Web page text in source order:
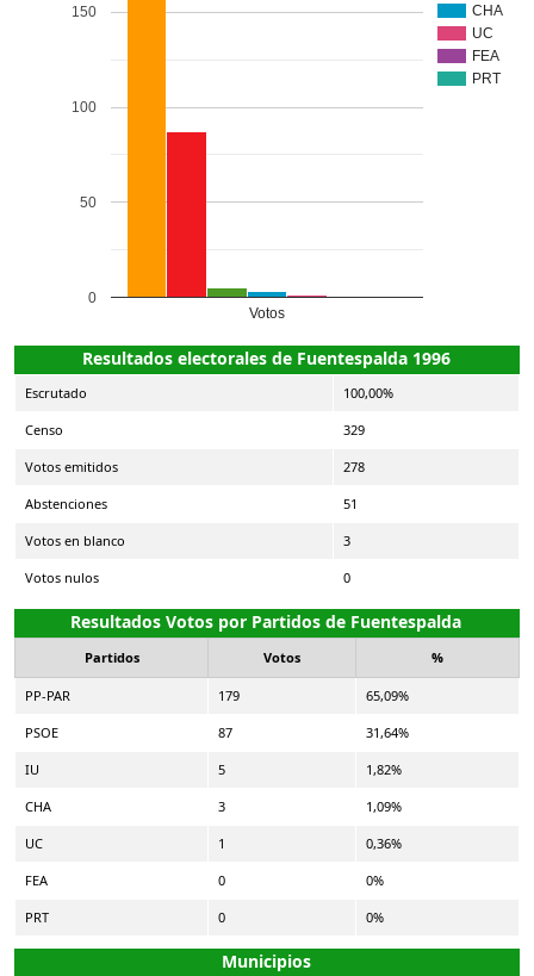
CHA
UC
FEA
PRT
Votos
0
50
100
150
Resultados electorales de Fuentespalda 1996
Escrutado 100,00%
Censo 329
Votos emitidos 278
Abstenciones 51
Votos en blanco 3
Votos nulos 0
Resultados Votos por Partidos de Fuentespalda
Partidos Votos %
PP-PAR 179 65,09%
PSOE 87 31,64%
IU 5 1,82%
CHA 3 1,09%
UC 1 0,36%
FEA 0 0%
PRT 0 0%
Municipios